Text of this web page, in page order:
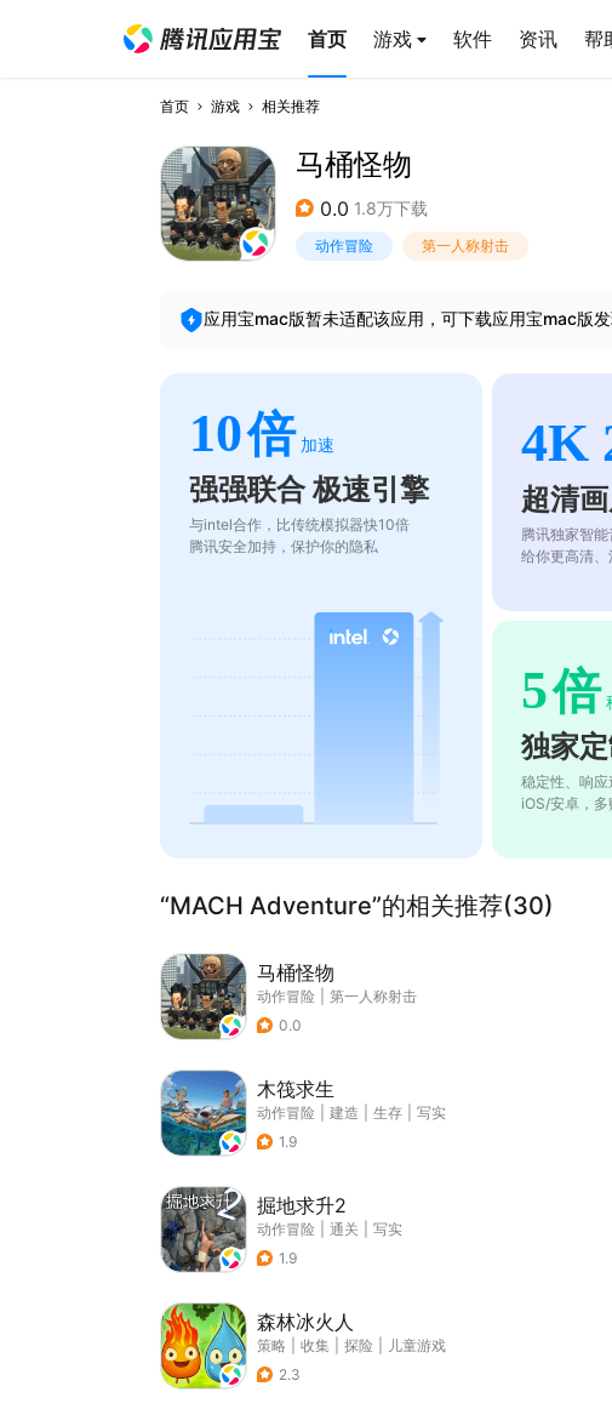
首页 游戏 软件 资讯 帮
首页 游戏 相关推荐
马桶怪物
0.0 1.8万下载
动作冒险 第一人称射击
应用宝mac版暂未适配该应用，可下载应用宝mac版
10倍 加速
强强联合 极速引擎
与intel合作，比传统模拟器快10倍
腾讯安全加持，保护你的隐私
4K
超清
腾讯独家智
给你更高清
5倍
独家
稳定性、响
iOS/安卓，
“MACH Adventure”的相关推荐(30)
马桶怪物
动作冒险
第一人称射击
0.0
木筏求生
动作冒险 建造 生存
写实
1.9
掘地求升2
动作冒险 通关
写实
1.9
森林冰火人
策略 收集 探险
儿童游戏
2.3